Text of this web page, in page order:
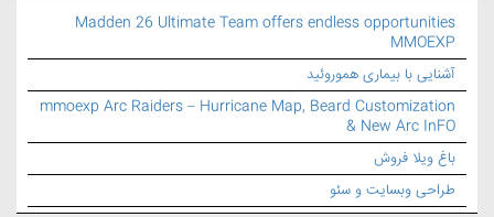
Madden 26 Ultimate Team offers endless opportunities
MMOEXP
آشنایی با بیماری هموروئید
mmoexp Arc Raiders – Hurricane Map, Beard Customization
& New Arc InFO
باغ ویلا فروش
طراحی وبسایت و سئو